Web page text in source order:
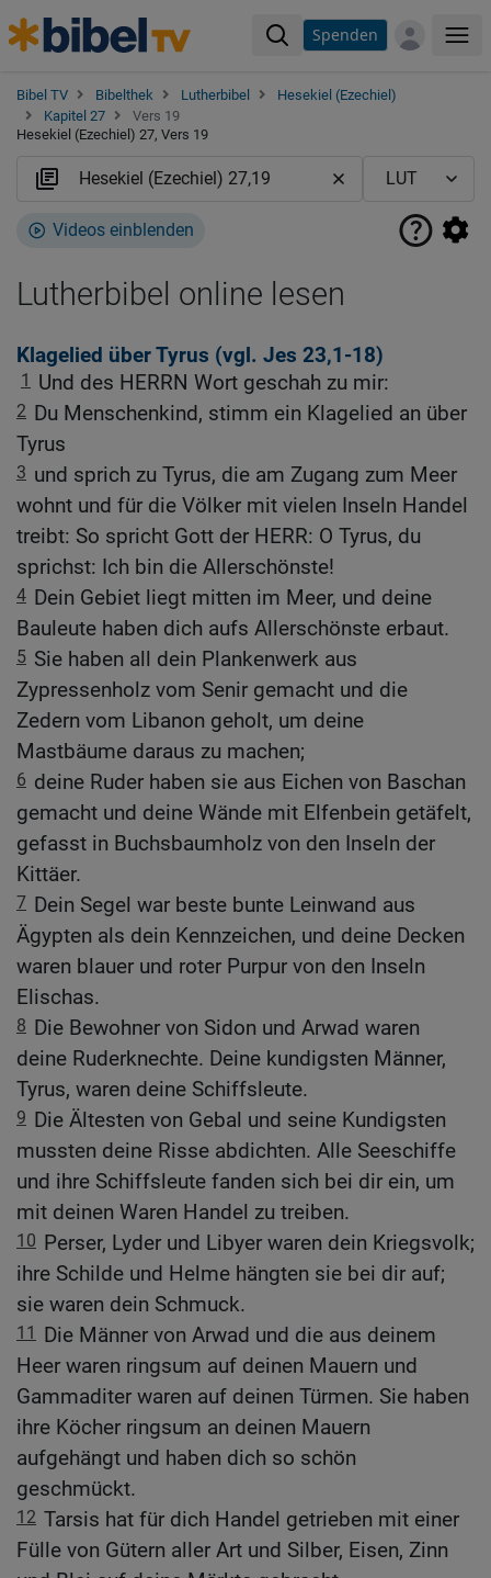
Spenden
Bibel TV Bibelthek Lutherbibel
Hesekiel (Ezechiel)
Kapitel 27
Vers 19
Hesekiel (Ezechiel) 27, Vers 19
Videos einblenden
Lutherbibel online lesen
Klagelied über Tyrus (vgl. Jes 23,1-18)
1 Und des HERRN Wort geschah zu mir:
2 Du Menschenkind, stimm ein Klagelied an über
Tyrus
3 und sprich zu Tyrus, die am Zugang zum Meer
wohnt und für die Völker mit vielen Inseln Handel
treibt: So spricht Gott der HERR: O Tyrus, du
sprichst: Ich bin die Allerschönste!
4 Dein Gebiet liegt mitten im Meer, und deine
Bauleute haben dich aufs Allerschönste erbaut.
5 Sie haben all dein Plankenwerk aus
Zypressenholz vom Senir gemacht und die
Zedern vom Libanon geholt, um deine
Mastbäume daraus zu machen;
6 deine Ruder haben sie aus Eichen von Baschan
gemacht und deine Wände mit Elfenbein getäfelt,
gefasst in Buchsbaumholz von den Inseln der
Kittäer.
7 Dein Segel war beste bunte Leinwand aus
Ägypten als dein Kennzeichen, und deine Decken
waren blauer und roter Purpur von den Inseln
Elischas.
8 Die Bewohner von Sidon und Arwad waren
deine Ruderknechte. Deine kundigsten Männer,
Tyrus, waren deine Schiffsleute.
9 Die Ältesten von Gebal und seine Kundigsten
mussten deine Risse abdichten. Alle Seeschiffe
und ihre Schiffsleute fanden sich bei dir ein, um
mit deinen Waren Handel zu treiben.
10 Perser, Lyder und Libyer waren dein Kriegsvolk;
ihre Schilde und Helme hängten sie bei dir auf;
sie waren dein Schmuck.
11
Die Männer von Arwad und die aus deinem
Heer waren ringsum auf deinen Mauern und
Gammaditer waren auf deinen Türmen. Sie haben
ihre Köcher ringsum an deinen Mauern
aufgehängt und haben dich so schön
geschmückt.
12 Tarsis hat für dich Handel getrieben mit einer
Fülle von Gütern aller Art und Silber, Eisen, Zinn